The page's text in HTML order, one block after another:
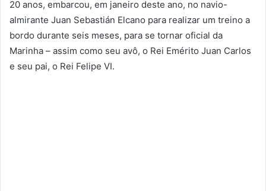
20 anos, embarcou, em janeiro deste ano, no navio-
almirante Juan Sebastián Elcano para realizar um treino a
bordo durante seis meses, para se tornar oficial da
Marinha – assim como seu avô, o Rei Emérito Juan Carlos
e seu pai, o Rei Felipe VI.